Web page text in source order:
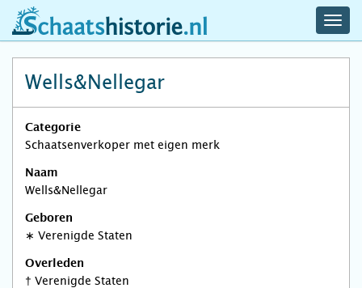
schaatshistorie.nl
Wells&Nellegar
Categorie
Schaatsenverkoper met eigen merk
Naam
Wells&Nellegar
Geboren
∗ Verenigde Staten
Overleden
† Verenigde Staten